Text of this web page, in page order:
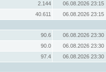
2.144
06.08.2026 23:15
40.611
06.08.2026 23:15
90.6
06.08.2026 23:30
90.0
06.08.2026 23:30
97.4
06.08.2026 23:30